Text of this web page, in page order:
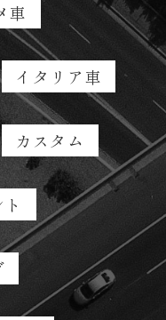
車
イタリア車
カスタム